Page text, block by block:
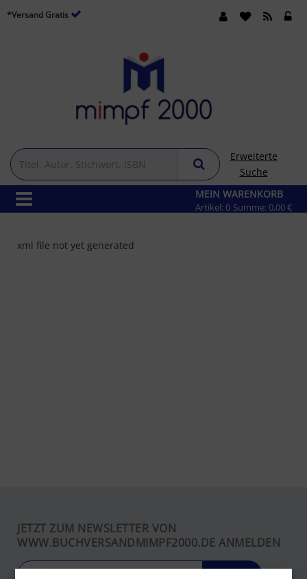
*Versand Gratis
Erweiterte
Suche
MEIN WARENKORB
Artikel: 0 Summe: 0,00 €
xml file not yet generated
JETZT ZUM NEWSLETTER VON
WWW.BUCHVERSANDMIMPF2000.DE ANMELDEN